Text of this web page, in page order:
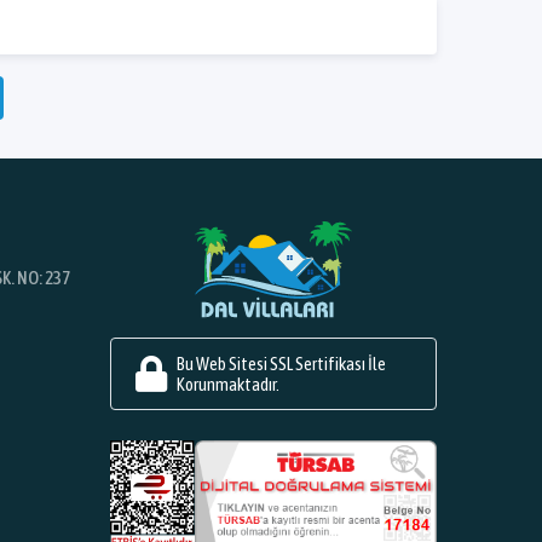
NO: 237
Bu Web Sitesi SSL Sertifikası İle
Korunmaktadır.